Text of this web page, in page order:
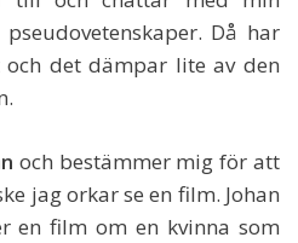
Då har
det dämpar lite av den
och bestämmer mig för att
jag orkar se en film. Johan
en film om en kvinna som